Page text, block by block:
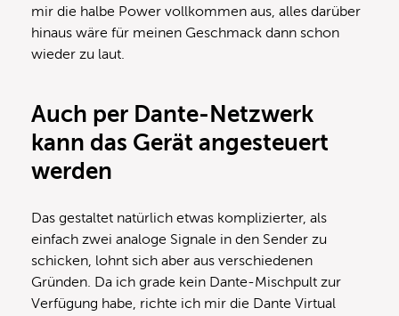
mir die halbe Power vollkommen aus, alles darüber
hinaus wäre für meinen Geschmack dann schon
wieder zu laut.
Auch per Dante-Netzwerk
kann das Gerät angesteuert
werden
Das gestaltet natürlich etwas komplizierter, als
einfach zwei analoge Signale in den Sender zu
schicken, lohnt sich aber aus verschiedenen
Gründen. Da ich grade kein Dante-Mischpult zur
Verfügung habe, richte ich mir die Dante Virtual